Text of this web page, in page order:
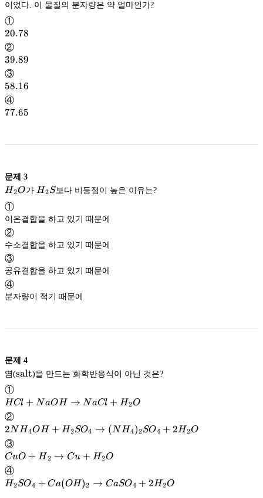
①
20.78
20.78
②
39.89
39.89
③
58.16
58.16
④
77.65
77.65
문제 3
{H}_2
{O}
H2O가 {H}_2
H2S
①
이온결합을 하고 있기 때문에
②
수소결합을 하고 있기 때문에
③
공유결합을 하고 있기 때문에
④
분자량이 적기 때문에
문제 4
염(\rm
salt
①
{HCl}+
{NaOH}
\rightarrow
{NaCl}+
{H}_2{O}
HCl + NaOH → N aCl + H2O
②
2 {NH}_4{OH}+{H}_2{SO}_4
\rightarrow({NH}_4)_2{SO}_4+2{H}_2{O}
2NH4OH + H2SO4 → (NH4)2SO4 + 2H2O
③
{CuO}+
{H}_2
\rightarrow
{Cu}+
CuO + H 2 → Cu + H2O
④
{H}_2{SO}_4+{Ca}
H2SO4 + Ca(OH)2 → CaSO4 + 2H2O